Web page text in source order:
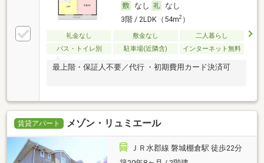
なし
なし
3階 / 2LDK（54m2）
礼金なし 敷金なし
二人暮らし
バス・トイレ別
駐車場(近隣含) インターネット無料
最上階・保証人不要／代行 ・初期費用カード決済可
賃貸アパート メゾン・リュミエール
ＪＲ水郡線 磐城棚倉駅 徒歩22分